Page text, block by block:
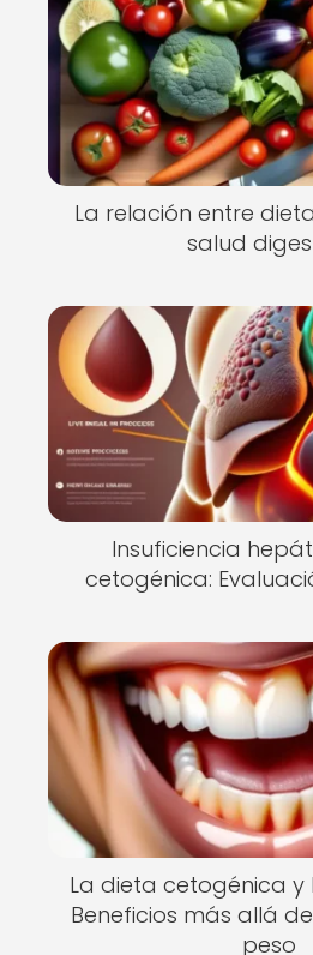
La relación entre
salud
Insuficiencia
cetogénica:
La dieta cetogénica y
Beneficios más allá
peso